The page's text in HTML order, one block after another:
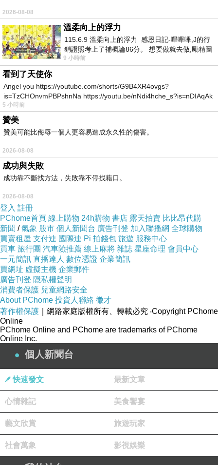
長安城的遊賞聖地。
意譯：.
傍晚時候，不愉快的感覺突然自心靈深處湧
現，於是坐上車，登上古意盎然的原野，驅散心
中的鬱悶。
此時此刻，夕陽西下，景色無限美好，只可惜
黃昏已近，當下美景轉眼之間就要消逝！
賞析：
「登樂遊原」是李商隱自傷暮年之作，一天的時
光象徵人的一生，夕陽象徵老人的景況，而黃昏
象徵老人的階段，詩的語氣透露出因老境而消
極、悲觀。
「夕陽無限好，只是近黃昏」這千年來的嘆息，
至今還迴盪不已呢。傍晚時分的天空雲層光燦奪
目變化繽紛，實在是相當美麗，但這無限好的美
麗景象只是短暫，黃昏之後接著而來的是漫漫長
夜，想到這裡心情就更憂傷了。
「夕陽無限好，只是近黃昏」，人們多解為「晚
景雖好，可惜不能久留。」人生中的生、老、
病、死四種情境，要屬老境最難挨，有的老人因
為窮苦而陷入困境；有的因為年邁而百病纏身；
有的因為孤獨而寂寞無聊。在前述任何一種老年
的情境中，活得都不愜意！
老境是如此難挨、難堪，如何是好呢？可以嘗
試轉念。因為轉念是轉換心境與情境的方法，以
積極、樂觀的人生態度代替消極、悲觀的人生態
度。
撰述者：江義德教授
（前 國立陽明大學專任教授 國立台灣師範大學
兼任教授）
2026-08-08
溫柔向上的浮力
115.6.9 溫柔向上的浮力 感恩日記-嗶嗶嗶,J的行
銷證照考上了補概論86分。 想要做就去做,勵精圖
治大成功,也是表法,堅持和努力
9 小時前
看到了天使你
Angel you https://youtube.com/shorts/G9B4XR4ovgs?
is=TzCHOnvmPBPshnNa https://youtu.be/nNdi4hche_s?is=nDIAqAk
5 小時前
贊美
贊美可能比侮辱一個人更容易造成永久性的傷害。
2026-08-08
成功與失敗
成功靠不斷找方法，失敗靠不停找藉口。
2026-08-08
登入 註冊
PChome首頁 線上購物 24h購物 書店 露天拍賣 比比昂代購
新聞 /氣象 股市 個人新聞台 廣告刊登 加入聯播網 全球購物
買賣租屋 支付連 國際連 Pi 拍錢包 旅遊 服務中心
買車 旅行團 汽車險推薦 線上麻將 雜誌 星座命理 會員中心
一元簡訊 直播達人 數位憑證 企業簡訊
買網址 虛擬主機 企業郵件
廣告刊登 隱私權聲明
消費者保護 兒童網路安全
About PChome 投資人聯絡 徵才
著作權保護 ｜網路家庭版權所有、轉載必究 ‧Copyright PChome
Online
PChome Online and PChome are trademarks of PChome
Online Inc.
個人新聞台
快速發文 最新文章
心情雜記 美食饗宴
藝文欣賞 旅遊玩家
社會萬象 影視娛樂